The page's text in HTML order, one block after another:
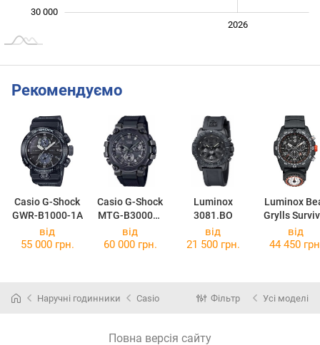
30 000
2026
Рекомендуємо
Casio G-Shock
GWR-B1000-1A
Casio G-Shock
MTG-B3000B-
1A
Luminox
3081.BO
Luminox
Grylls
3741
від
55 000 грн.
від
60 000 грн.
від
21 500 грн.
від
44 450
Наручні годинники Casio Фільтр Усі моделі
Повна версія сайту